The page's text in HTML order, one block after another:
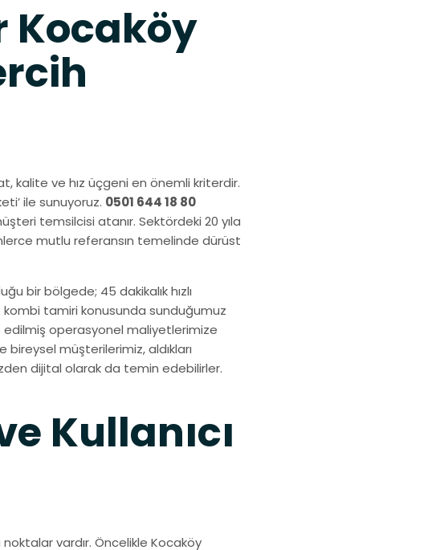
Kocaköy
kalite ve hız üçgeni en önemli kriterdir.
ile sunuyoruz. 0501 644 18 80
temsilcisi atanır. Sektördeki 20 yıla
mutlu referansın temelinde dürüst
bir bölgede; 45 dakikalık hızlı
kombi tamiri konusunda sunduğumuz
edilmiş operasyonel maliyetlerimize
bireysel müşterilerimiz, aldıkları
dijital olarak da temin edebilirler.
Kullanıcı
vardır. Öncelikle Kocaköy